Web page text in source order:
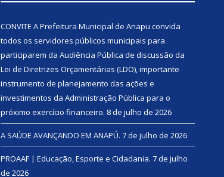
CONVITE A Prefeitura Municipal de Anapu convida
todos os servidores públicos municipais para
participarem da Audiência Pública de discussão da
Lei de Diretrizes Orçamentárias (LDO), importante
instrumento de planejamento das ações e
investimentos da Administração Pública para o
próximo exercício financeiro. 8 de julho de 2026
A SAÚDE AVANÇANDO EM ANAPÚ. 7 de julho de 2026
PROAAF | Educação, Esporte e Cidadania. 7 de julho
de 2026